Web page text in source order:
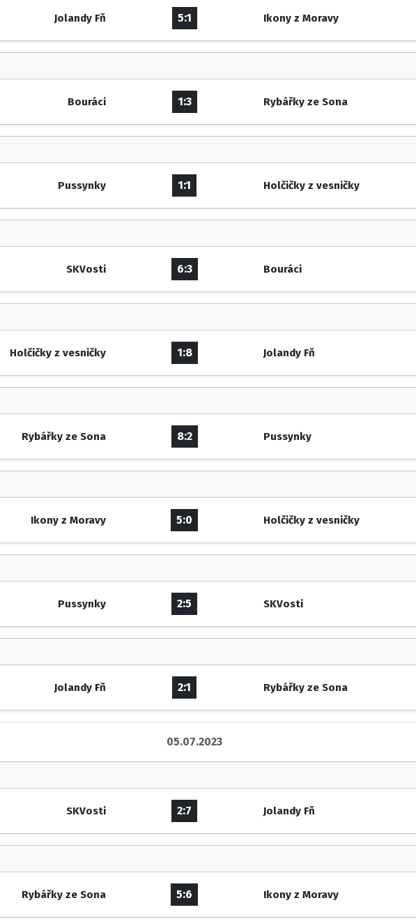
Jolandy Fň 5:1 Ikony z Moravy
Bouráci 1:3 Rybářky ze Sona
Pussynky 1:1 Holčičky z vesničky
SKVosti 6:3 Bouráci
Holčičky z vesničky 1:8 Jolandy Fň
Rybářky ze Sona 8:2 Pussynky
Ikony z Moravy 5:0 Holčičky z vesničky
Pussynky 2:5 SKVosti
Jolandy Fň 2:1 Rybářky ze Sona
05.07.2023
SKVosti 2:7 Jolandy Fň
Rybářky ze Sona 5:6 Ikony z Moravy